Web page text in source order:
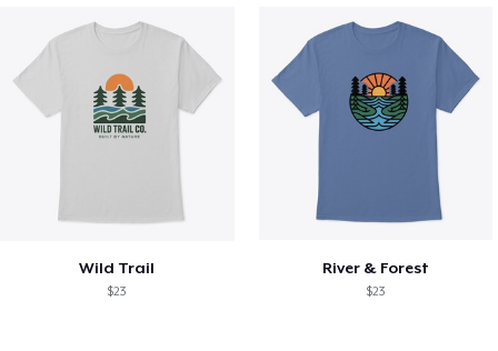
Wild Trail
$23
River & Forest
$23